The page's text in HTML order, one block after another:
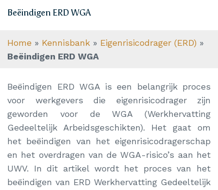
Beëindigen ERD WGA
Home » Kennisbank » Eigenrisicodrager (ERD) »
Beëindigen ERD WGA
Beëindigen ERD WGA is een belangrijk proces
voor werkgevers die eigenrisicodrager zijn
geworden voor de WGA (Werkhervatting
Gedeeltelijk Arbeidsgeschikten). Het gaat om
het beëindigen van het eigenrisicodragerschap
en het overdragen van de WGA-risico’s aan het
UWV. In dit artikel wordt het proces van het
beëindigen van ERD Werkhervatting Gedeeltelijk